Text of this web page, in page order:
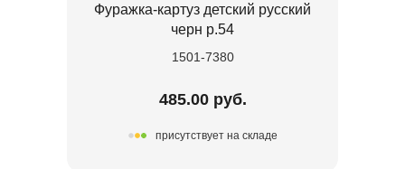
Фуражка-картуз детский русский
черн р.54
1501-7380
485.00 руб.
присутствует на складе